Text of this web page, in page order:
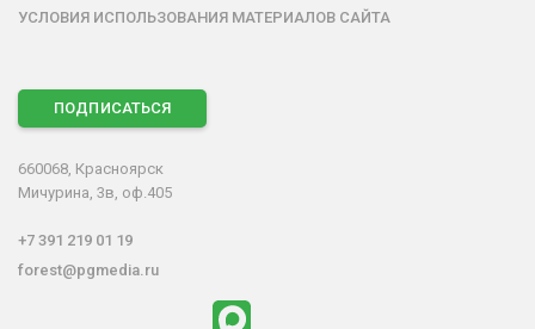
УСЛОВИЯ ИСПОЛЬЗОВАНИЯ МАТЕРИАЛОВ САЙТА
ПОДПИСАТЬСЯ
660068, Красноярск
Мичурина, 3в, оф.405
+7 391 219 01 19
forest@pgmedia.ru